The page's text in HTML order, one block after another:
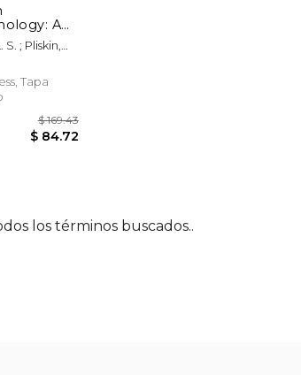
A
of the
; Pliskin,
Tapa
los términos buscados..